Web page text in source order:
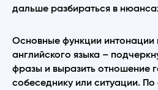
дальше разбираться в
Основные функции интонации
английского языка –
фразы и выразить отношение
собеседнику или ситуации.